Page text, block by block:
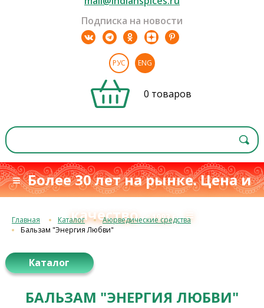
Подписка на новости
РУС ENG
0 товаров
≡ Более 30 лет на рынке. Цена и
качествос 1993 г.≡
Главная Каталог
Аюрведические средства
Бальзам "Энергия Любви"
Каталог
БАЛЬЗАМ "ЭНЕРГИЯ ЛЮБВИ"